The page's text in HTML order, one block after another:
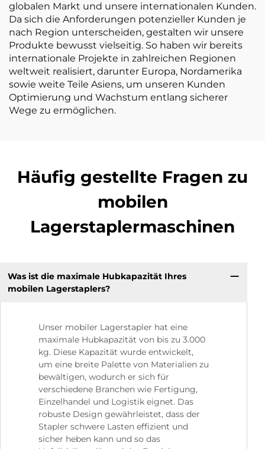
globalen Markt und unsere internationalen Kunden.
Da sich die Anforderungen potenzieller Kunden je
nach Region unterscheiden, gestalten wir unsere
Produkte bewusst vielseitig. So haben wir bereits
internationale Projekte in zahlreichen Regionen
weltweit realisiert, darunter Europa, Nordamerika
sowie weite Teile Asiens, um unseren Kunden
Optimierung und Wachstum entlang sicherer
Wege zu ermöglichen.
Häufig gestellte Fragen zu
mobilen
Lagerstaplermaschinen
Was ist die maximale Hubkapazität Ihres
mobilen Lagerstaplers?
Unser mobiler Lagerstapler hat eine
maximale Hubkapazität von bis zu 3.000
kg. Diese Kapazität wurde entwickelt,
um eine breite Palette von Materialien zu
bewältigen, wodurch er sich für
verschiedene Branchen wie Fertigung,
Einzelhandel und Logistik eignet. Das
robuste Design gewährleistet, dass der
Stapler schwere Lasten effizient und
sicher heben kann und so das